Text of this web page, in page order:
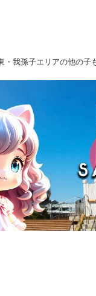
・我孫子エリアの他の子